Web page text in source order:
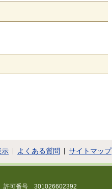
示 よくある質問 サイトマップ
許可番号 301026602392